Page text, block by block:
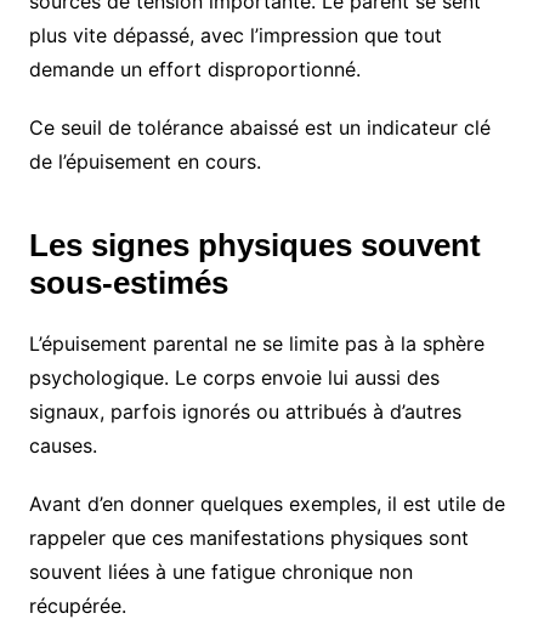
plus vite dépassé, avec l’impression que tout
demande un effort disproportionné.
Ce seuil de tolérance abaissé est un indicateur clé
de l’épuisement en cours.
Les signes physiques souvent
sous-estimés
L’épuisement parental ne se limite pas à la sphère
psychologique. Le corps envoie lui aussi des
signaux, parfois ignorés ou attribués à d’autres
causes.
Avant d’en donner quelques exemples, il est utile de
rappeler que ces manifestations physiques sont
souvent liées à une fatigue chronique non
récupérée.